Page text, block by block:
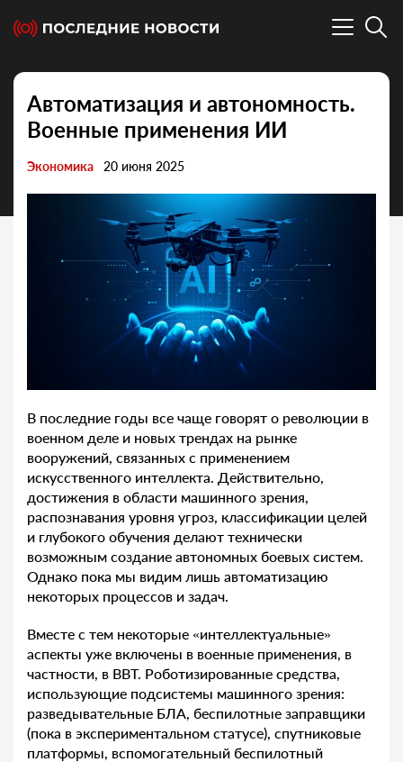
Автоматизация и автономность.
Военные применения ИИ
Экономика 20 июня 2025
В последние годы все чаще говорят о революции в
военном деле и новых трендах на рынке
вооружений, связанных с применением
искусственного интеллекта. Действительно,
достижения в области машинного зрения,
распознавания уровня угроз, классификации целей
и глубокого обучения делают технически
возможным создание автономных боевых систем.
Однако пока мы видим лишь автоматизацию
некоторых процессов и задач.
Вместе с тем некоторые «интеллектуальные»
аспекты уже включены в военные применения, в
частности, в ВВТ. Роботизированные средства,
использующие подсистемы машинного зрения:
разведывательные БЛА, беспилотные заправщики
(пока в экспериментальном статусе), спутниковые
платформы, вспомогательный беспилотный